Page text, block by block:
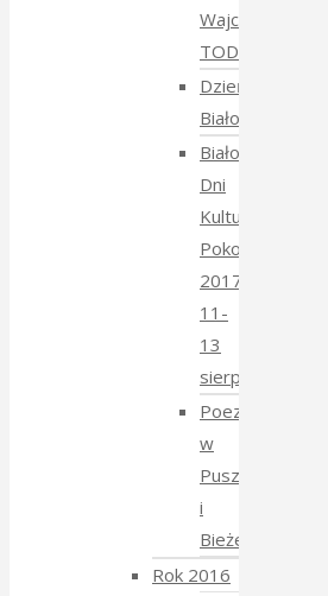
Wajciuszkiewicza
TODARA
Dzień
Białoruski
Białowieskie
Dni
Kultury
Pokoju
2017
11-
13
sierpnia
Poezja
w
Puszczy
i
Bieżeństwo
Rok 2016